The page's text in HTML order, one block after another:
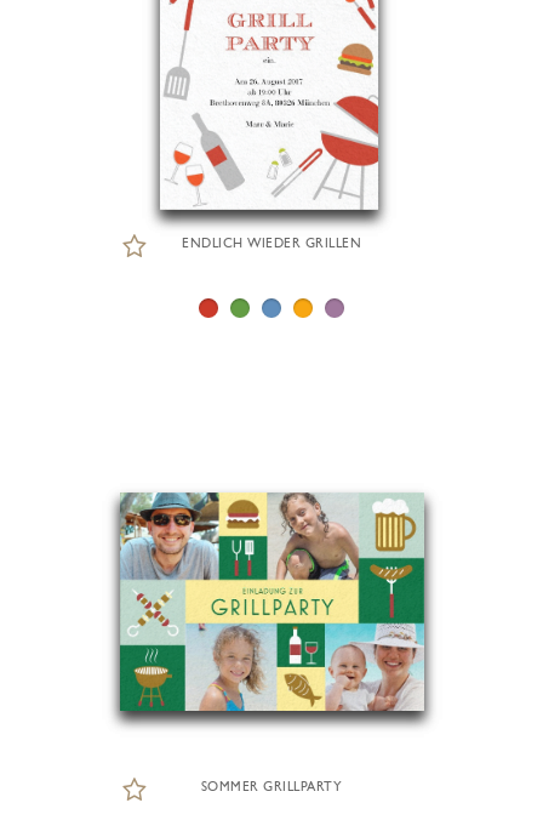
ENDLICH WIEDER GRILLEN
SOMMER GRILLPARTY